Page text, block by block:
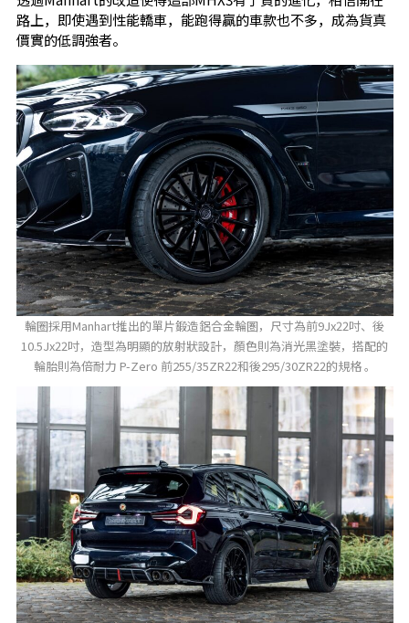
路上，即使遇到性能轎車，能跑得贏的車款也不多，成為貨真
價實的低調強者。
輪圈採用Manhart推出的單片鍛造鋁合金輪圏，尺寸為前9Jx22吋、後
10.5Jx22吋，造型為明顯的放射狀設計，顏色則為消光黑塗裝，搭配的
輪胎則為倍耐力 P-Zero 前255/35ZR22和後295/30ZR22的規格 。